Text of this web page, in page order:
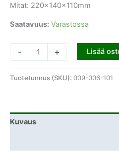
Mitat: 220x140x110mm
Saatavuus: Varastossa
- + Lisää
Tuotetunnus (SKU): 009-006-101
Kuvaus